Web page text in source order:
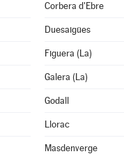
Corbera d'Ebre
Duesaigües
Figuera (La)
Galera (La)
Godall
Llorac
Masdenverge